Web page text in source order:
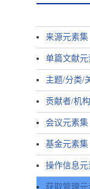
来源元素集
单篇文献元
主题/分类/
贡献者/机
会议元素集
基金元素集
操作信息元
获取管理元